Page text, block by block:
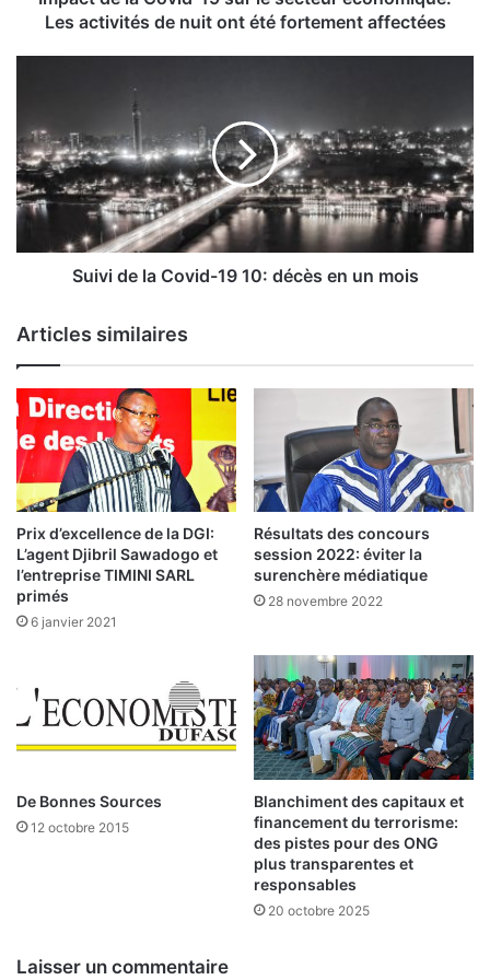
1
9
s
u
e
c
t
e
u
r
é
c
o
n
o
m
i
e
L
e
a
c
é
Les activités de nuit ont été fortement affectées
v
i
d
e
l
a
i
d
-
1
9
0
:
d
é
c
è
s
u
o
s
Suivi de la Covid-19 10: décès en un mois
Articles similaires
Prix d’excellence de la DGI:
L’agent Djibril Sawadogo et
l’entreprise TIMINI SARL
primés
6 janvier 2021
Résultats des concours
session 2022: éviter la
surenchère médiatique
28 novembre 2022
De Bonnes Sources
12 octobre 2015
Blanchiment des capitaux et
financement du terrorisme:
des pistes pour des ONG
plus transparentes et
responsables
20 octobre 2025
Laisser un commentaire